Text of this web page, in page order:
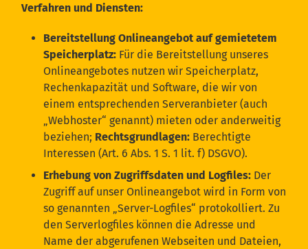
Verfahren und Diensten:
Bereitstellung Onlineangebot auf gemietetem
Speicherplatz: Für die Bereitstellung unseres
Onlineangebotes nutzen wir Speicherplatz,
Rechenkapazität und Software, die wir von
einem entsprechenden Serveranbieter (auch
„Webhoster“ genannt) mieten oder anderweitig
beziehen; Rechtsgrundlagen: Berechtigte
Interessen (Art. 6 Abs. 1 S. 1 lit. f) DSGVO).
Erhebung von Zugriffsdaten und Logfiles: Der
Zugriff auf unser Onlineangebot wird in Form von
so genannten „Server-Logfiles“ protokolliert. Zu
den Serverlogfiles können die Adresse und
Name der abgerufenen Webseiten und Dateien,